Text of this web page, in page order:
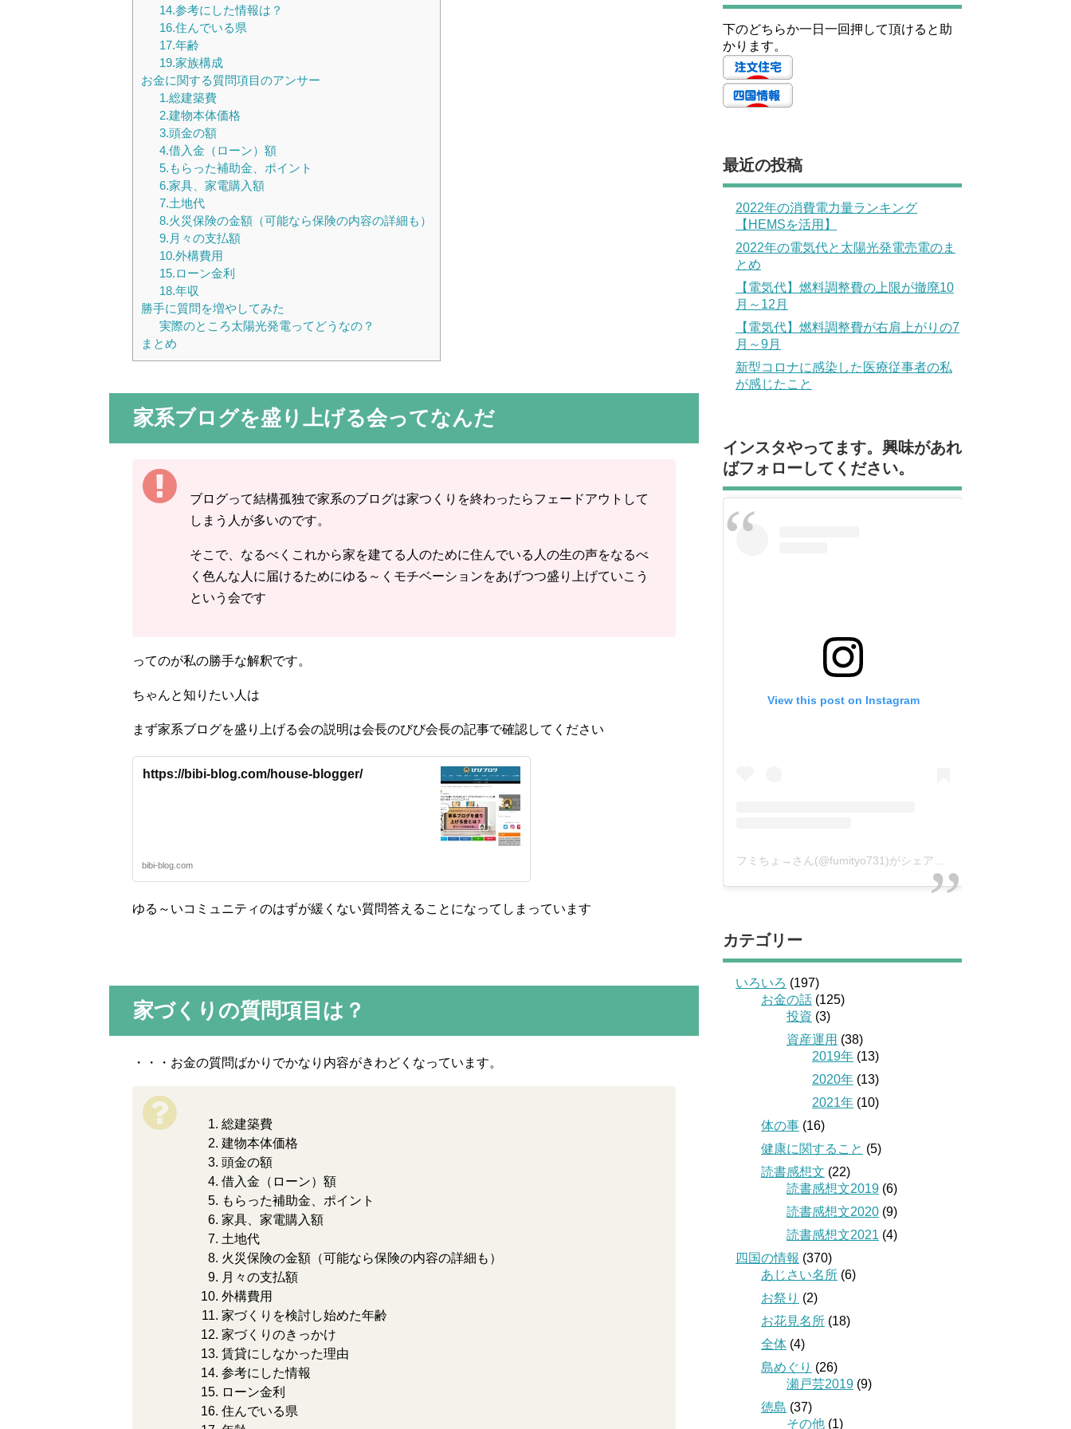
14.参考にした情報は？
16.住んでいる県
17.年齢
19.家族構成
お金に関する質問項目のアンサー
1.総建築費
2.建物本体価格
3.頭金の額
4.借入金（ローン）額
5.もらった補助金、ポイント
6.家具、家電購入額
7.土地代
8.火災保険の金額（可能なら保険の内容の詳細も）
9.月々の支払額
10.外構費用
15.ローン金利
18.年収
勝手に質問を増やしてみた
実際のところ太陽光発電ってどうなの？
まとめ
家系ブログを盛り上げる会ってなんだ
ブログって結構孤独で家系のブログは家つくりを終わったらフェードアウトして
しまう人が多いのです。
そこで、なるべくこれから家を建てる人のために住んでいる人の生の声をなるべ
く色んな人に届けるためにゆる～くモチベーションをあげつつ盛り上げていこう
という会です
ってのが私の勝手な解釈です。
ちゃんと知りたい人は
まず家系ブログを盛り上げる会の説明は会長のびび会長の記事で確認してください
https://bibi-blog.com/house-blogger/
bibi-blog.com
ゆる～いコミュニティのはずが緩くない質問答えることになってしまっています
家づくりの質問項目は？
・・・お金の質問ばかりでかなり内容がきわどくなっています。
総建築費
建物本体価格
頭金の額
借入金（ローン）額
もらった補助金、ポイント
家具、家電購入額
土地代
火災保険の金額（可能なら保険の内容の詳細も）
月々の支払額
外構費用
家づくりを検討し始めた年齢
家づくりのきっかけ
賃貸にしなかった理由
参考にした情報
ローン金利
住んでいる県
下のどちらか一日一回押して頂けると助
かります。
最近の投稿
2022年の消費電力量ランキング
【HEMSを活用】
2022年の電気代と太陽光発電売電のま
とめ
【電気代】燃料調整費の上限が撤廃10
月～12月
【電気代】燃料調整費が右肩上がりの7
月～9月
新型コロナに感染した医療従事者の私
が感じたこと
インスタやってます。興味があれ
ばフォローしてください。
View this post on Instagram
フミちょ→さん(@fumityo731)がシェアした投稿
カテゴリー
いろいろ (197)
お金の話 (125)
投資 (3)
資産運用 (38)
2019年 (13)
2020年 (13)
2021年 (10)
体の事 (16)
健康に関すること (5)
読書感想文 (22)
読書感想文2019 (6)
読書感想文2020 (9)
読書感想文2021 (4)
四国の情報 (370)
あじさい名所 (6)
お祭り (2)
お花見名所 (18)
全体 (4)
島めぐり (26)
瀬戸芸2019 (9)
徳島 (37)
その他 (1)